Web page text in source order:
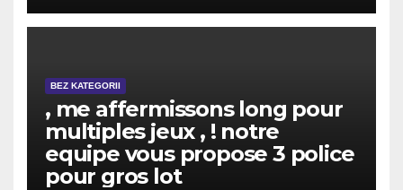
BEZ KATEGORII
, me affermissons long pour
multiples jeux , ! notre
equipe vous propose 3 police
pour gros lot